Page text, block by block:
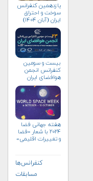
یازدهمین کنفرانس
سوخت و احتراق
ایران (آبان‌ ۱۴۰۴)
بیست و سومین
کنفرانس انجمن
هوافضای ايران
هفته جهانی فضا
۲۰۲۴ با شعار «فضا
و تغییرات اقلیمی»
کنفرانس‌ها
مسابقات